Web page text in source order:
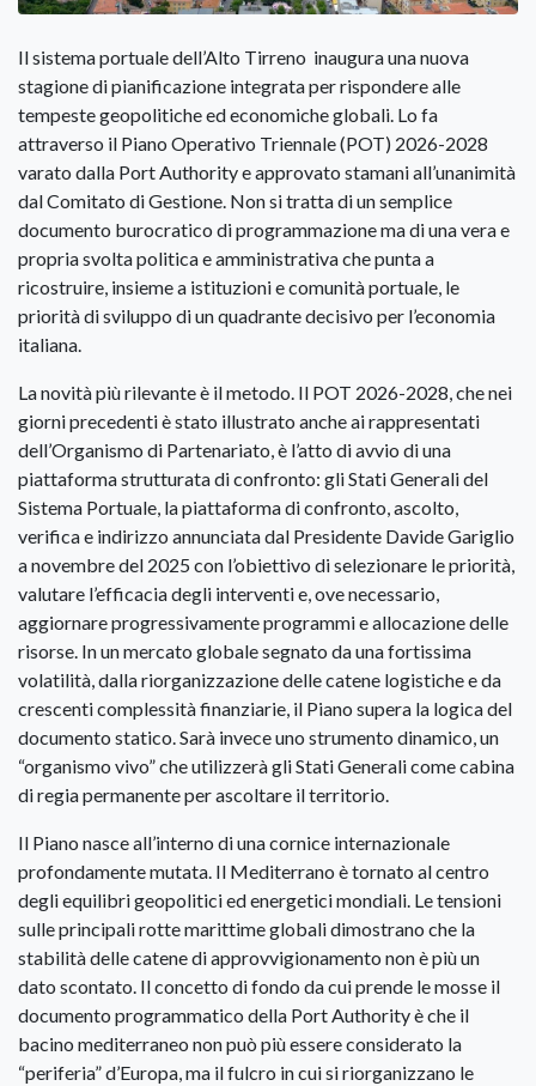
Il sistema portuale dell’Alto Tirreno inaugura una nuova
stagione di pianificazione integrata per rispondere alle
tempeste geopolitiche ed economiche globali. Lo fa
attraverso il Piano Operativo Triennale (POT) 2026-2028
varato dalla Port Authority e approvato stamani all’unanimità
dal Comitato di Gestione. Non si tratta di un semplice
documento burocratico di programmazione ma di una vera e
propria svolta politica e amministrativa che punta a
ricostruire, insieme a istituzioni e comunità portuale, le
priorità di sviluppo di un quadrante decisivo per l’economia
italiana.
La novità più rilevante è il metodo. Il POT 2026-2028, che nei
giorni precedenti è stato illustrato anche ai rappresentati
dell’Organismo di Partenariato, è l’atto di avvio di una
piattaforma strutturata di confronto: gli Stati Generali del
Sistema Portuale, la piattaforma di confronto, ascolto,
verifica e indirizzo annunciata dal Presidente Davide Gariglio
a novembre del 2025 con l’obiettivo di selezionare le priorità,
valutare l’efficacia degli interventi e, ove necessario,
aggiornare progressivamente programmi e allocazione delle
risorse. In un mercato globale segnato da una fortissima
volatilità, dalla riorganizzazione delle catene logistiche e da
crescenti complessità finanziarie, il Piano supera la logica del
documento statico. Sarà invece uno strumento dinamico, un
“organismo vivo” che utilizzerà gli Stati Generali come cabina
di regia permanente per ascoltare il territorio.
Il Piano nasce all’interno di una cornice internazionale
profondamente mutata. Il Mediterrano è tornato al centro
degli equilibri geopolitici ed energetici mondiali. Le tensioni
sulle principali rotte marittime globali dimostrano che la
stabilità delle catene di approvvigionamento non è più un
dato scontato. Il concetto di fondo da cui prende le mosse il
documento programmatico della Port Authority è che il
bacino mediterraneo non può più essere considerato la
“periferia” d’Europa, ma il fulcro in cui si riorganizzano le